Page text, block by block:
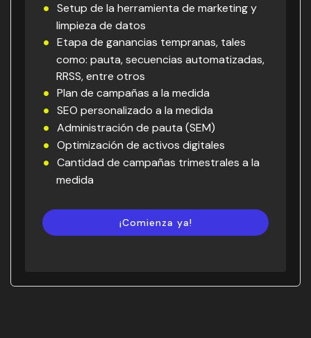
Setup de la herramienta de marketing y
limpieza de datos
Etapa de ganancias tempranas, tales
como: pauta, secuencias automatizadas,
RRSS, entre otros
Plan de campañas a la medida
SEO personalizado a la medida
Administración de pauta (SEM)
Optimización de activos digitales
Cantidad de campañas trimestrales a la
medida
¡Comienza ya!